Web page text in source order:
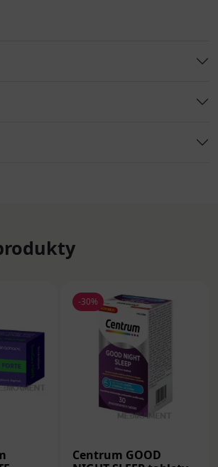
-30%
Centrum GOOD